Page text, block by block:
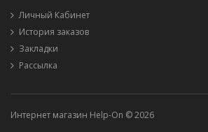
Личный Кабинет
История заказов
Закладки
Рассылка
Интернет магазин Help-On © 2026